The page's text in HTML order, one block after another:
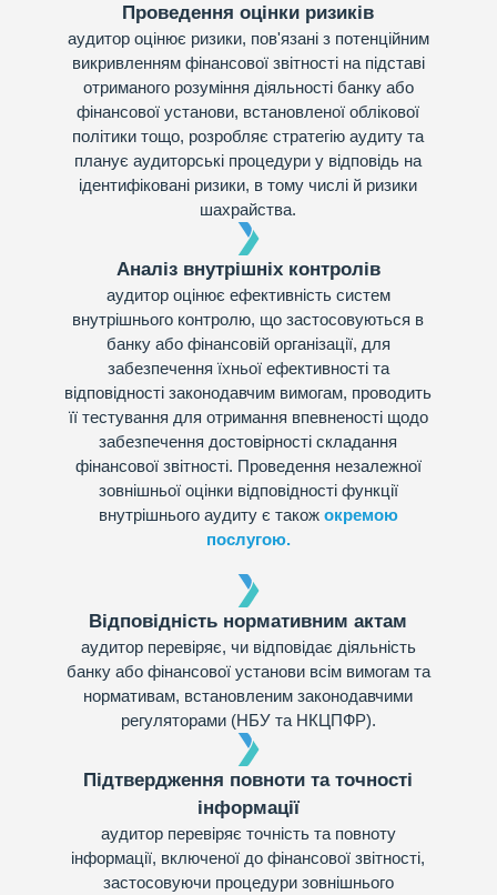
Проведення оцінки ризиків
аудитор оцінює ризики, пов'язані з потенційним
викривленням фінансової звітності на підставі
отриманого розуміння діяльності банку або
фінансової установи, встановленої облікової
політики тощо, розробляє стратегію аудиту та
планує аудиторські процедури у відповідь на
ідентифіковані ризики, в тому числі й ризики
шахрайства.
Аналіз внутрішніх контролів
аудитор оцінює ефективність систем
внутрішнього контролю, що застосовуються в
банку або фінансовій організації, для
забезпечення їхньої ефективності та
відповідності законодавчим вимогам, проводить
її тестування для отримання впевненості щодо
забезпечення достовірності складання
фінансової звітності. Проведення незалежної
зовнішньої оцінки відповідності функції
внутрішнього аудиту є також окремою
послугою.
Відповідність нормативним актам
аудитор перевіряє, чи відповідає діяльність
банку або фінансової установи всім вимогам та
нормативам, встановленим законодавчими
регуляторами (НБУ та НКЦПФР).
Підтвердження повноти та точності
інформації
аудитор перевіряє точність та повноту
інформації, включеної до фінансової звітності,
застосовуючи процедури зовнішнього